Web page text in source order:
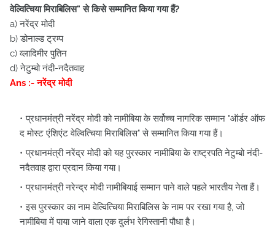
वेल्वित्चिया मिराबिलिस" से किसे सम्मानित किया गया हैं?
a) नरेंद्र मोदी
b) डोनाल्ड ट्रम्प
c) व्लादिमीर पुतिन
d) नेटुम्बो नंदी-नदैतवाह
Ans :- नरेंद्र मोदी
प्रधानमंत्री नरेंद्र मोदी को नामीबिया के सर्वोच्च नागरिक सम्मान "ऑर्डर ऑफ
द मोस्ट एंशिएंट वेल्वित्चिया मिराबिलिस" से सम्मानित किया गया हैं।
प्रधानमंत्री नरेंद्र मोदी को यह पुरस्कार नामीबिया के राष्ट्रपति नेटुम्बो नंदी-
नदैतवाह द्वारा प्रदान किया गया।
प्रधानमंत्री नरेन्द्र मोदी नामीबियाई सम्मान पाने वाले पहले भारतीय नेता हैं।
इस पुरस्कार का नाम वेल्वित्चिया मिराबिलिस के नाम पर रखा गया है, जो
नामीबिया में पाया जाने वाला एक दुर्लभ रेगिस्तानी पौधा है।